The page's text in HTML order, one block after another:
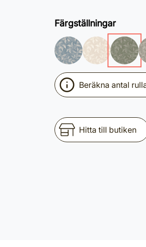
Färgställningar
Beräkna antal
Hitta till butiken